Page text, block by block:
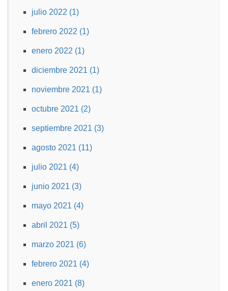
julio 2022 (1)
febrero 2022 (1)
enero 2022 (1)
diciembre 2021 (1)
noviembre 2021 (1)
octubre 2021 (2)
septiembre 2021 (3)
agosto 2021 (11)
julio 2021 (4)
junio 2021 (3)
mayo 2021 (4)
abril 2021 (5)
marzo 2021 (6)
febrero 2021 (4)
enero 2021 (8)